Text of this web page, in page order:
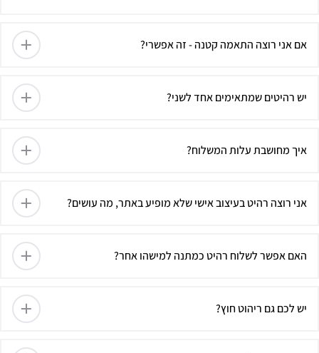
אם אני רוצה התאמה קטנה - זה אפשרי?
יש רהיטים שמתאימים אחד לשני?
איך מחושבת עלות המשלוח?
אני רוצה רהיט בעיצוב אישי שלא מופיע באתר, מה עושים?
האם אפשר לשלוח רהיט כמתנה למישהו אחר?
יש לכם גם ריהוט חוץ?